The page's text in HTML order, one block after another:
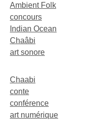
Ambient Folk
concours
Indian Ocean
Chaâbi
art sonore
Chaabi
conte
conférence
art numérique